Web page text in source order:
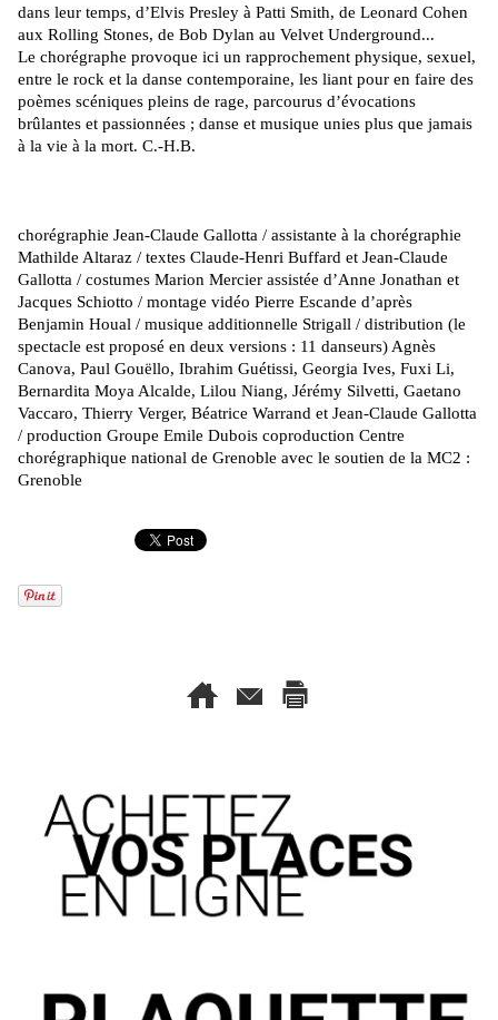
dans leur temps, d’Elvis Presley à Patti Smith, de Leonard Cohen
aux Rolling Stones, de Bob Dylan au Velvet Underground...
Le chorégraphe provoque ici un rapprochement physique, sexuel,
entre le rock et la danse contemporaine, les liant pour en faire des
poèmes scéniques pleins de rage, parcourus d’évocations
brûlantes et passionnées ; danse et musique unies plus que jamais
à la vie à la mort. C.-H.B.
chorégraphie Jean-Claude Gallotta / assistante à la chorégraphie
Mathilde Altaraz / textes Claude-Henri Buffard et Jean-Claude
Gallotta / costumes Marion Mercier assistée d’Anne Jonathan et
Jacques Schiotto / montage vidéo Pierre Escande d’après
Benjamin Houal / musique additionnelle Strigall / distribution (le
spectacle est proposé en deux versions : 11 danseurs) Agnès
Canova, Paul Gouëllo, Ibrahim Guétissi, Georgia Ives, Fuxi Li,
Bernardita Moya Alcalde, Lilou Niang, Jérémy Silvetti, Gaetano
Vaccaro, Thierry Verger, Béatrice Warrand et Jean-Claude Gallotta
/ production Groupe Emile Dubois coproduction Centre
chorégraphique national de Grenoble avec le soutien de la MC2 :
Grenoble